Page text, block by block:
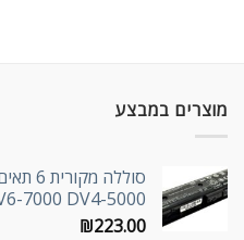
מוצרים במבצע
7000 DV4-5000
₪223.00